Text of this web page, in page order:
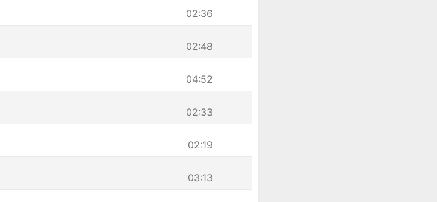
02:36
02:48
04:52
02:33
02:19
03:13